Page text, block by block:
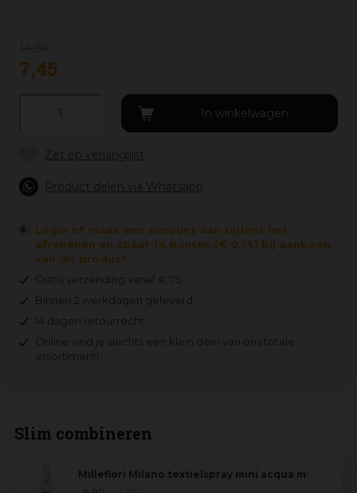
7,45
Product delen via Whatsapp
Login of maak een account aan tijdens het
afrekenen en spaar 14 punten (€ 0,14) bij aankoop
van dit product.
Gratis verzending vanaf € 75,-
Binnen 2 werkdagen geleverd.
14 dagen retourrecht.
Online vind je slechts een klein deel van ons totale
assortiment!
Slim combineren
Millefiori Milano textielspray mini acqua marina 100